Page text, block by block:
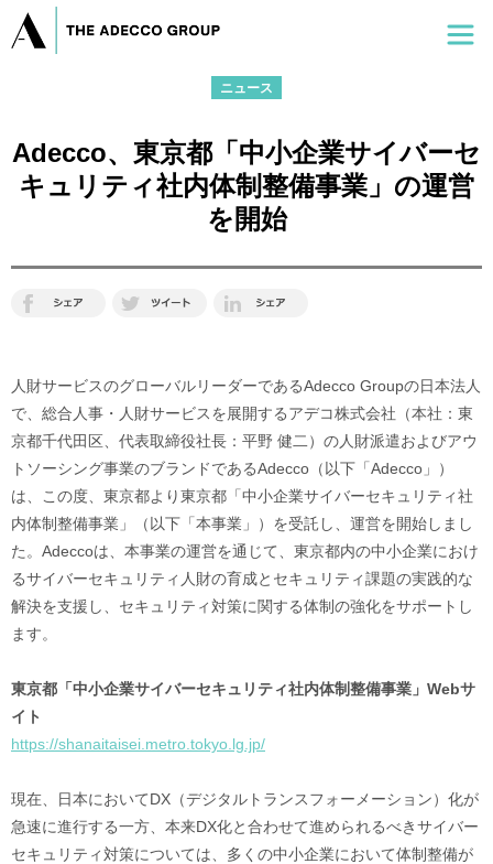
ニュース
Adecco、東京都「中小企業サイバーセ
キュリティ社内体制整備事業」の運営
を開始
人財サービスのグローバルリーダーであるAdecco Groupの日本法人
で、総合人事・人財サービスを展開するアデコ株式会社（本社：東
京都千代田区、代表取締役社長：平野 健二）の人財派遣およびアウ
トソーシング事業のブランドであるAdecco（以下「Adecco」）
は、この度、東京都より東京都「中小企業サイバーセキュリティ社
内体制整備事業」（以下「本事業」）を受託し、運営を開始しまし
た。Adeccoは、本事業の運営を通じて、東京都内の中小企業におけ
るサイバーセキュリティ人財の育成とセキュリティ課題の実践的な
解決を支援し、セキュリティ対策に関する体制の強化をサポートし
ます。
東京都「中小企業サイバーセキュリティ社内体制整備事業」Webサ
イト
https://shanaitaisei.metro.tokyo.lg.jp/
現在、日本においてDX（デジタルトランスフォーメーション）化が
急速に進行する一方、本来DX化と合わせて進められるべきサイバー
セキュリティ対策については、多くの中小企業において体制整備が